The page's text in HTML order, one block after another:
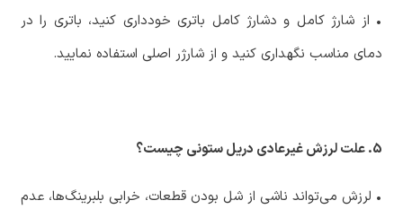
‏• از شارژ کامل و دشارژ کامل باتری خودداری کنید، باتری را در
دمای مناسب نگهداری کنید و از شارژر اصلی استفاده نمایید.
5. علت لرزش غیرعادی دریل ستونی چیست؟
‏• لرزش می‌تواند ناشی از شل بودن قطعات، خرابی بلبرینگ‌ها، عدم